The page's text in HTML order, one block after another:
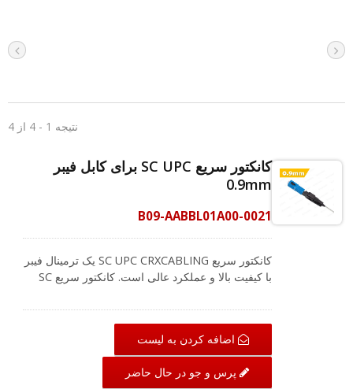
نتیجه 1 - 4 از 4
کانکتور سریع SC UPC برای کابل فیبر
0.9mm
B09-AABBL01A00-0021
کانکتور سریع SC UPC CRXCABLING یک ترمینال فیبر
با کیفیت بالا و عملکرد عالی است. کانکتور سریع SC
ساختمان برای ترمینال‌های فیبر FTTx استفاده شود.
کانکتور سریع فیبر نوری SC ftth دارای طراحی قفل
آسان است که به طور مؤثری از شل شدن یا قطع
UPC به صورت پیش-polished طراحی شده‌اند تا از
اضافه کردن به لیست
پرس و جو در حال حاضر